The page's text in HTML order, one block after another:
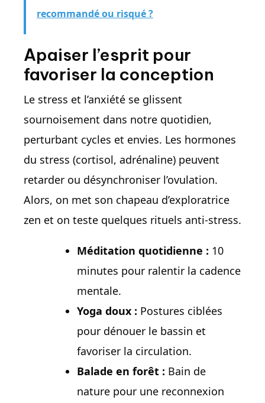
recommandé ou risqué ?
Apaiser l’esprit pour
favoriser la conception
Le stress et l’anxiété se glissent
sournoisement dans notre quotidien,
perturbant cycles et envies. Les hormones
du stress (cortisol, adrénaline) peuvent
retarder ou désynchroniser l’ovulation.
Alors, on met son chapeau d’exploratrice
zen et on teste quelques rituels anti-stress.
Méditation quotidienne : 10
minutes pour ralentir la cadence
mentale.
Yoga doux : Postures ciblées
pour dénouer le bassin et
favoriser la circulation.
Balade en forêt : Bain de
nature pour une reconnexion